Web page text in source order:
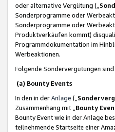
oder alternative Vergütung („
Sonderprogramme oder
Sonderprogramme oder
Produktverkäufen kommt)
Programmdokumentation im
Werbeaktionen.
Folgende Sondervergütungen
(a) Bounty Events
In den in derAnlage („
Zusammenhang mit „ Bounty
Bounty Event wie in der Anlage
teilnehmende Startseite einer